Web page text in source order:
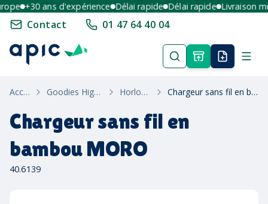
+30 ans d'expérience Délai rapide Délai rapide Livraison
Contact 01 47 64 40 04
Accueil Goodies High-Tech Horlogerie Chargeur sans fil en bambou MORO
Chargeur sans fil en
bambou MORO
40.6139